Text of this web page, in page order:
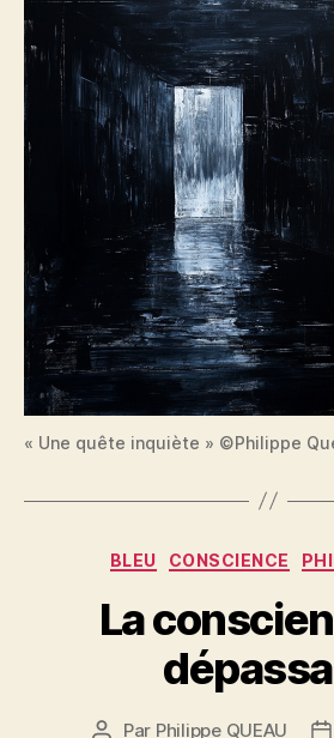
« Une quête inquiète » ©Philippe
BLEU CONSCIENCE
La
Auteur
Par Philippe QUEAU